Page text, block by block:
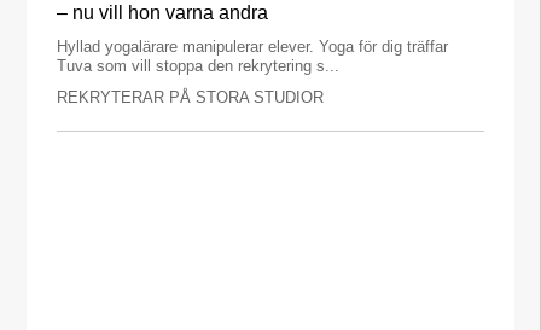
– nu vill hon varna andra
Hyllad yogalärare manipulerar elever. Yoga för dig träffar
Tuva som vill stoppa den rekrytering s...
REKRYTERAR PÅ STORA STUDIOR